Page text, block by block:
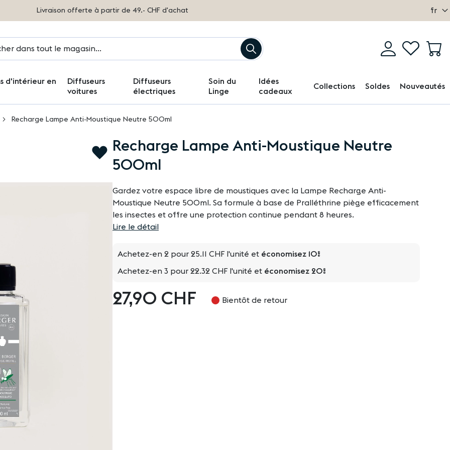
Livraison offerte à partir de 49.- CHF d'achat fr
Chercher
Mon
compte
My
Wishlist
d'intérieur en
Diffuseurs
voitures
Diffuseurs
électriques
Soin du
Linge
Idées
cadeaux
Collections Soldes Nouveautés
Recharge Lampe Anti-Moustique Neutre 500ml
AJOUTER
LA
LISTE
D'ACHATS
Recharge Lampe Anti-Moustique Neutre
500ml
Gardez votre espace libre de moustiques avec la Lampe Recharge Anti-
Moustique Neutre 500ml. Sa formule à base de Pralléthrine piège efficacement
les insectes et offre une protection continue pendant 8 heures.
Lire le détail
Achetez-en 2 pour 25.11 CHF l'unité et économisez 10%
Achetez-en 3 pour 22.32 CHF l'unité et économisez 20%
27,90 CHF Bientôt de retour